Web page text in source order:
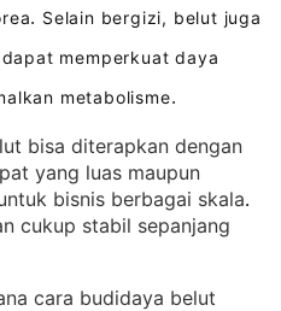
. Selain bergizi, belut juga
memperkuat daya
metabolisme.
bisa diterapkan dengan
yang luas maupun
bisnis berbagai skala
cukup stabil sepanjang
cara budidaya belut